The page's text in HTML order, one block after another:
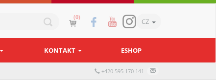
(0)
CZ
KONTAKT ESHOP
+420 595 170 141